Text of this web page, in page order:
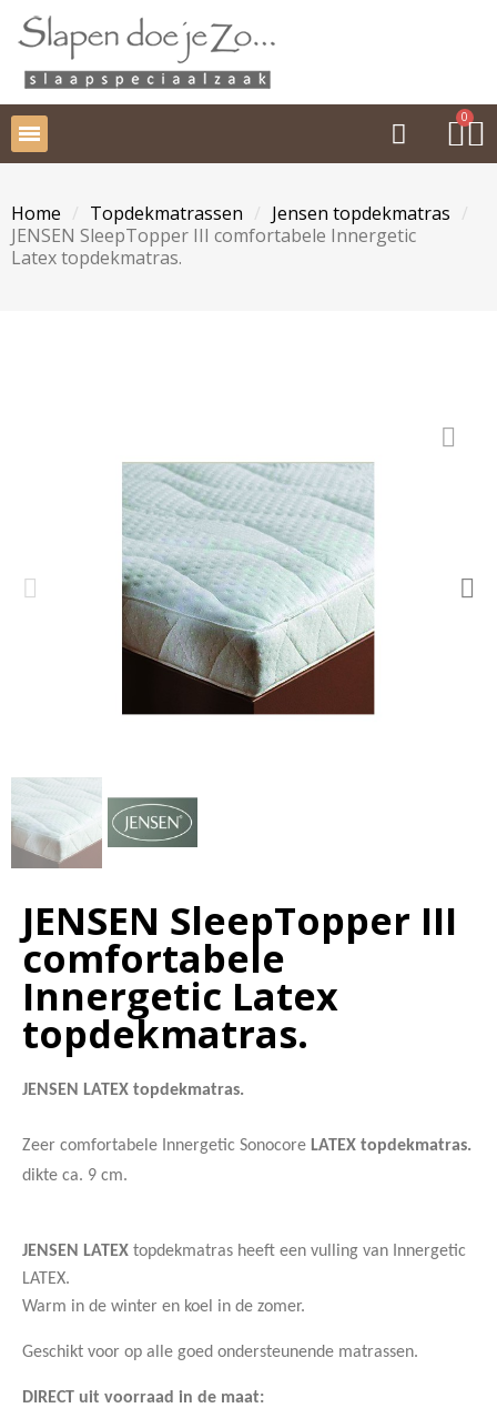
Home Topdekmatrassen
Jensen topdekmatras
JENSEN SleepTopper III comfortabele Innergetic
Latex topdekmatras.
JENSEN SleepTopper III
comfortabele
Innergetic Latex
topdekmatras.
JENSEN LATEX topdekmatras.
Zeer comfortabele Innergetic Sonocore LATEX topdekmatras.
dikte ca. 9 cm.
JENSEN LATEX topdekmatras heeft een vulling van Innergetic
LATEX.
Warm in de winter en koel in de zomer.
Geschikt voor op alle goed ondersteunende matrassen.
DIRECT uit voorraad in de maat: